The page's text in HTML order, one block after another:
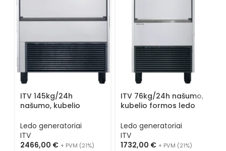
ITV 145kg/24h
našumo, kubelio
generatorius SPIKA
NG150
Ledo generatoriai
ITV
2466,00 € + PVM (21%)
ITV 76kg/24h našumo,
kubelio formos ledo
NG70
Ledo generatoriai
ITV
1732,00 € + PVM (21%)